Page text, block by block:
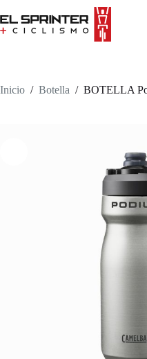
to
content
Inicio / Botella / BOTELLA